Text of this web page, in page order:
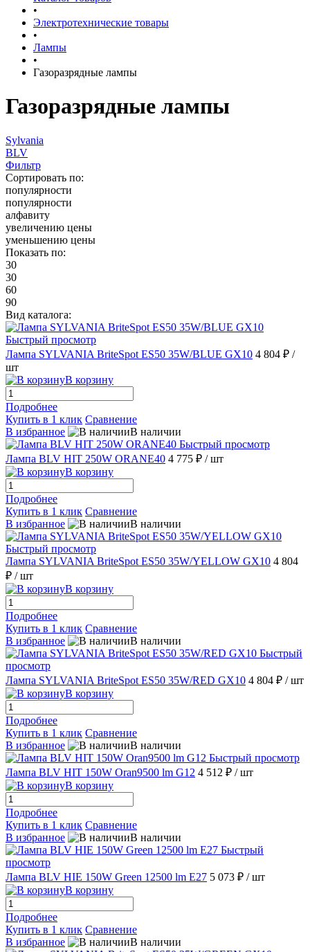
•
Электротехнические товары
•
Лампы
•
Газоразрядные лампы
Газоразрядные лампы
Sylvania
BLV
Фильтр
Сортировать по:
популярности
популярности
алфавиту
увеличению цены
уменьшению цены
Показать по:
30
30
60
90
Вид каталога:
Быстрый просмотр
Лампа SYLVANIA BriteSpot ES50 35W/BLUE GX10 4 804 ₽ /
шт
В корзину
Подробнее
Купить в 1 клик Сравнение
В избранное
В наличии
Быстрый просмотр
Лампа BLV HIT 250W ORANE40 4 775 ₽ / шт
В корзину
Подробнее
Купить в 1 клик Сравнение
В избранное
В наличии
Быстрый просмотр
Лампа SYLVANIA BriteSpot ES50 35W/YELLOW GX10 4 804
₽ / шт
В корзину
Подробнее
Купить в 1 клик Сравнение
В избранное
В наличии
Быстрый
просмотр
Лампа SYLVANIA BriteSpot ES50 35W/RED GX10 4 804 ₽ / шт
В корзину
Подробнее
Купить в 1 клик Сравнение
В избранное
В наличии
Быстрый просмотр
Лампа BLV HIT 150W Oran9500 lm G12 4 512 ₽ / шт
В корзину
Подробнее
Купить в 1 клик Сравнение
В избранное
В наличии
Быстрый
просмотр
Лампа BLV HIE 150W Green 12500 lm Е27 5 073 ₽ / шт
В корзину
Подробнее
Купить в 1 клик Сравнение
В избранное
В наличии